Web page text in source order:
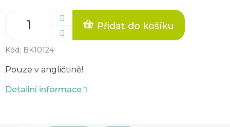
Přidat do košíku
Kód: BK10124
Pouze v angličtině!
Detailní informace